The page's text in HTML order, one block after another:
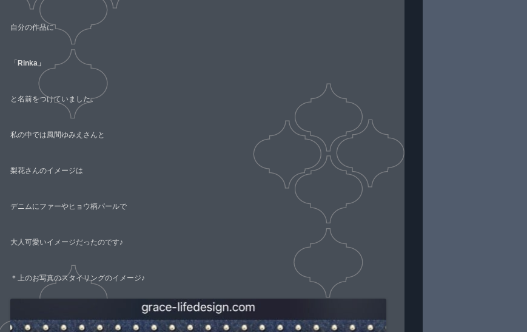
自分の作品に
「Rinka」
と名前をつけていました。
私の中では風間ゆみえさんと
梨花さんのイメージは
デニムにファーやヒョウ柄パールで
大人可愛いイメージだったのです♪
＊上のお写真のスタイリングのイメージ♪